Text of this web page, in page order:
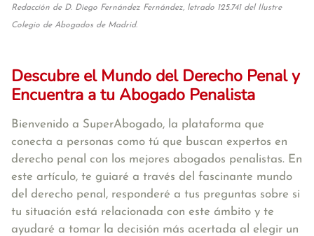
Redacción de D. Diego Fernández Fernández, letrado 125.741 del Ilustre
Colegio de Abogados de Madrid.
Descubre el Mundo del Derecho Penal y
Encuentra a tu Abogado Penalista
Bienvenido a SuperAbogado, la plataforma que
conecta a personas como tú que buscan expertos en
derecho penal con los mejores abogados penalistas. En
este artículo, te guiaré a través del fascinante mundo
del derecho penal, responderé a tus preguntas sobre si
tu situación está relacionada con este ámbito y te
ayudaré a tomar la decisión más acertada al elegir un